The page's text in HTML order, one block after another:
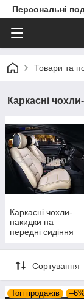
Персональні
Товари та
Каркасні
Каркасні чохли-
накидки на
передні сидіння
модель BUSINESS
FRONTСортування
Топ продажів –6%